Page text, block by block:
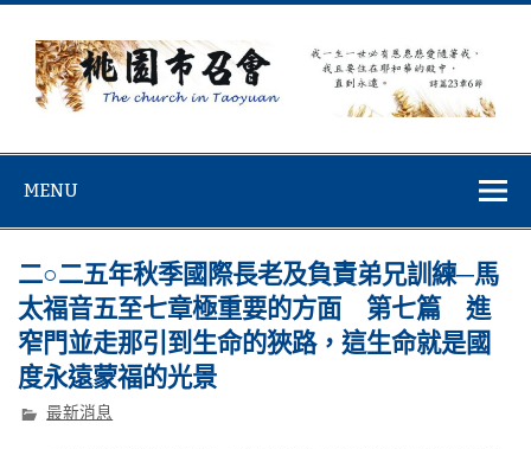
Skip
content
MENU
二○二五年秋季國際長老及負責弟兄訓練─馬
太福音五至七章極重要的方面 第七篇 進
窄門並走那引到生命的狹路，這生命就是國
度永遠蒙福的光景
最新消息